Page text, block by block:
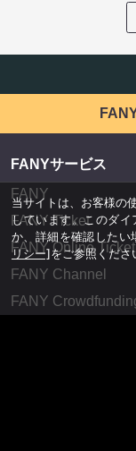
FANYサービス
FANY
FANY Ticket
FANY Online Ticket
FANY Channel
FANY
当サイトは、お客様の
しています。このダ
か、詳細を確認したい
リシー]をご参照くださ